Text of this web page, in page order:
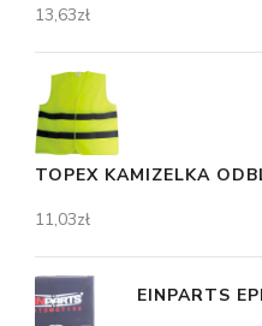
13,63zł
TOPEX KAMIZELKA
11,03zł
EINPARTS